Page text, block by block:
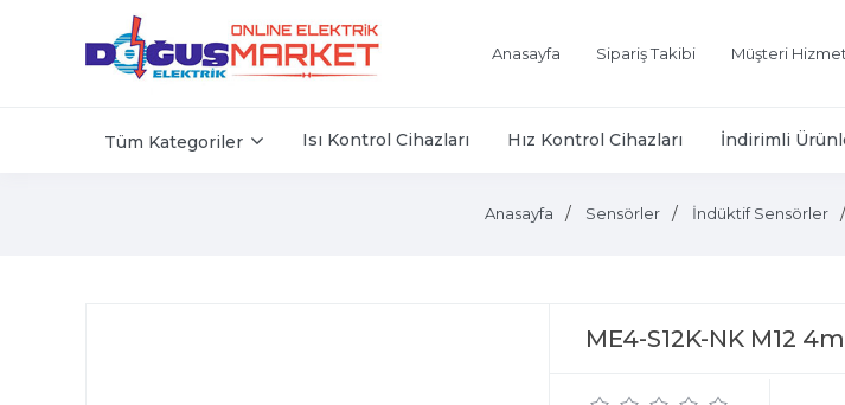
Anasayfa Sipariş Takibi Müşteri
Tüm Kategoriler Isı Kontrol Cihazları Hız Kontrol Cihazları İndirimli
Anasayfa Sensörler İndüktif Sensörler
ME4-S12K-NK M12